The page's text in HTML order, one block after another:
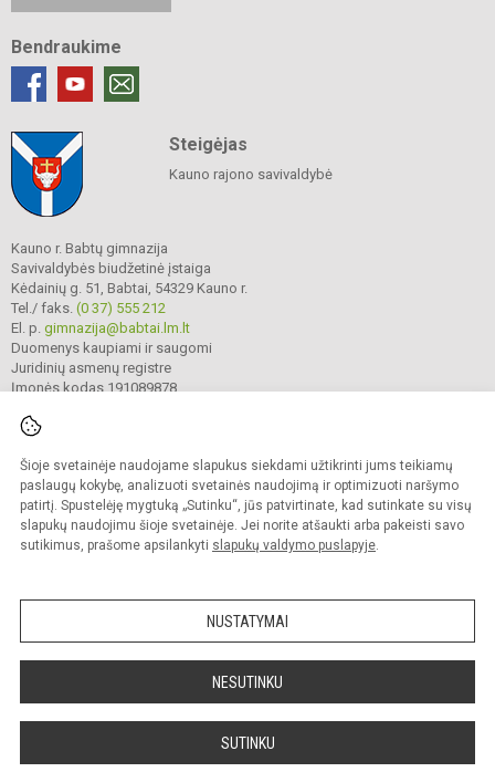
Šioje svetainėje naudojame slapukus siekdami užtikrinti jums teikiamų
paslaugų kokybę, analizuoti svetainės naudojimą ir optimizuoti naršymo
patirtį. Spustelėję mygtuką „Sutinku“, jūs patvirtinate, kad sutinkate su visų
slapukų naudojimu šioje svetainėje. Jei norite atšaukti arba pakeisti savo
sutikimus, prašome apsilankyti slapukų valdymo puslapyje.
NUSTATYMAI
NESUTINKU
SUTINKU
Bendraukime
Steigėjas
Kauno rajono savivaldybė
Kauno r. Babtų gimnazija
Savivaldybės biudžetinė įstaiga
Kėdainių g. 51, Babtai, 54329 Kauno r.
Tel./ faks. (0 37) 555 212
El. p. gimnazija@babtai.lm.lt
Duomenys kaupiami ir saugomi
Juridinių asmenų registre
Įmonės kodas 191089878
© 2025. Kauno r. Babtų gimnazija. Visos teisės saugomos.
Kopijuoti turinį be raštiško gimnazijos sutikimo griežtai draudžiama.
Prieinamumo paraiška Slapukų politika
Sumanus būdas atnaujinti